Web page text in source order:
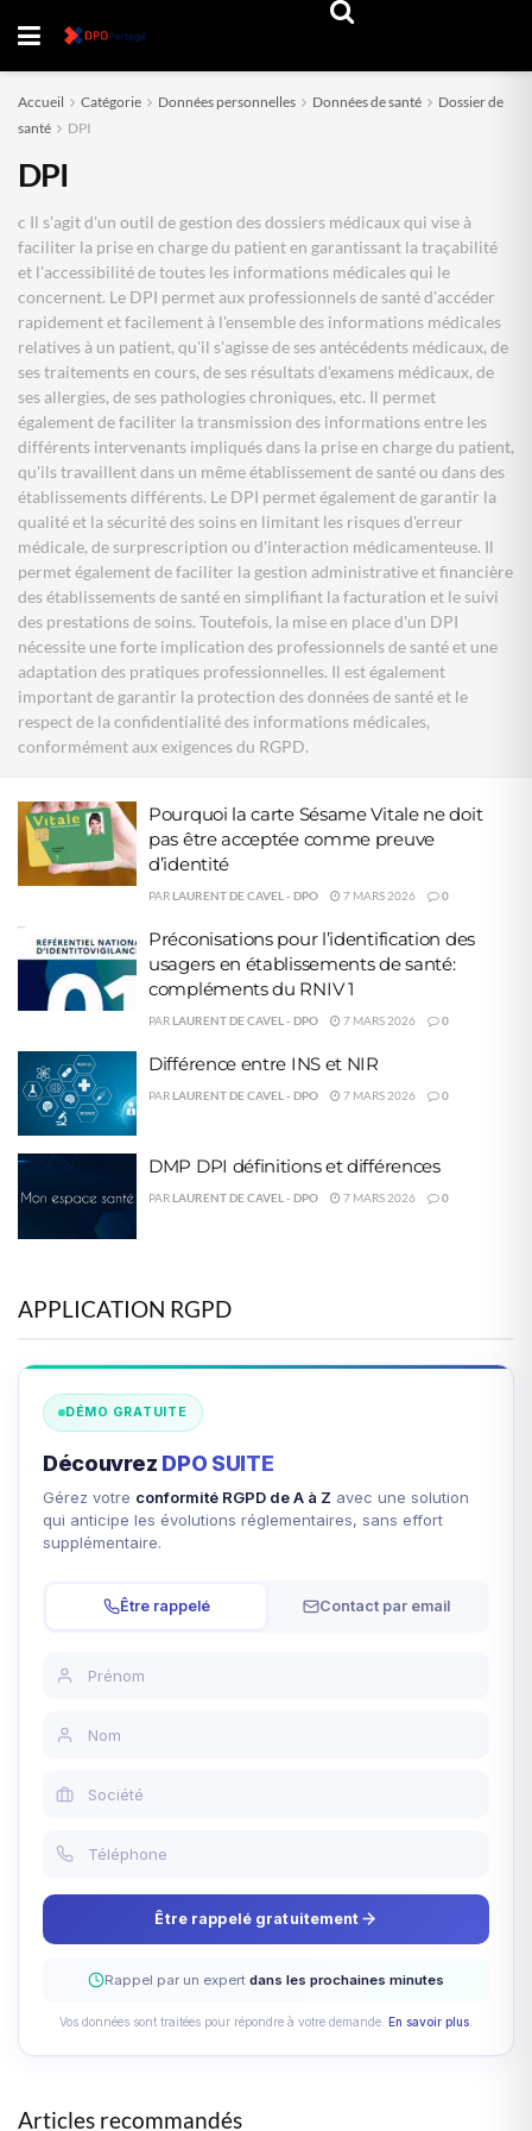
Accueil Catégorie Données personnelles Données de santé
Dossier de
santé
DPI
DPI
c Il s'agit d'un outil de gestion des dossiers médicaux qui vise à
faciliter la prise en charge du patient en garantissant la traçabilité
et l'accessibilité de toutes les informations médicales qui le
concernent. Le DPI permet aux professionnels de santé d'accéder
rapidement et facilement à l'ensemble des informations médicales
relatives à un patient, qu'il s'agisse de ses antécédents médicaux, de
ses traitements en cours, de ses résultats d'examens médicaux, de
ses allergies, de ses pathologies chroniques, etc. Il permet
également de faciliter la transmission des informations entre les
différents intervenants impliqués dans la prise en charge du patient,
qu'ils travaillent dans un même établissement de santé ou dans des
établissements différents. Le DPI permet également de garantir la
qualité et la sécurité des soins en limitant les risques d'erreur
médicale, de surprescription ou d'interaction médicamenteuse. Il
permet également de faciliter la gestion administrative et financière
des établissements de santé en simplifiant la facturation et le suivi
des prestations de soins. Toutefois, la mise en place d'un DPI
nécessite une forte implication des professionnels de santé et une
adaptation des pratiques professionnelles. Il est également
important de garantir la protection des données de santé et le
respect de la confidentialité des informations médicales,
conformément aux exigences du RGPD.
Pourquoi la carte Sésame Vitale ne doit
pas être acceptée comme preuve
d’identité
PARLAURENT DE CAVEL - DPO 7 MARS 2026 0
Préconisations pour l’identification des
usagers en établissements de santé:
compléments du RNIV 1
PARLAURENT DE CAVEL - DPO 7 MARS 2026 0
Différence entre INS et NIR
PARLAURENT DE CAVEL - DPO 7 MARS 2026 0
DMP DPI définitions et différences
PARLAURENT DE CAVEL - DPO 7 MARS 2026 0
APPLICATION RGPD
DÉMO GRATUITE
Découvrez DPO SUITE
Gérez votre conformité RGPD de A à Z avec une solution
qui anticipe les évolutions réglementaires, sans effort
supplémentaire.
Être rappelé Contact par email
Être rappelé gratuitement
Rappel par un expert dans les prochaines minutes
Vos données sont traitées pour répondre à votre demande. En savoir plus
Articles recommandés